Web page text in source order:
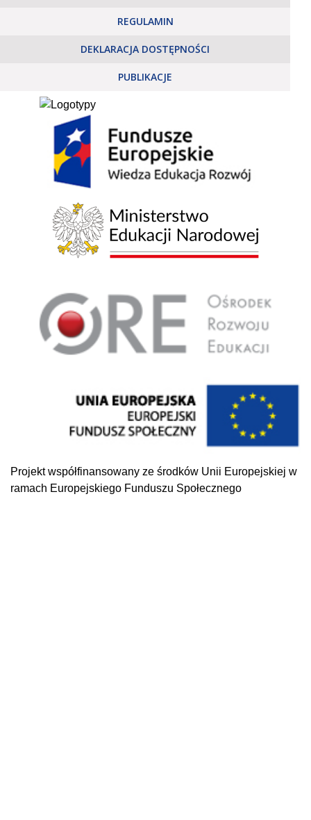
REGULAMIN
DEKLARACJA DOSTĘPNOŚCI
PUBLIKACJE
Projekt współfinansowany ze środków Unii Europejskiej w
ramach Europejskiego Funduszu Społecznego